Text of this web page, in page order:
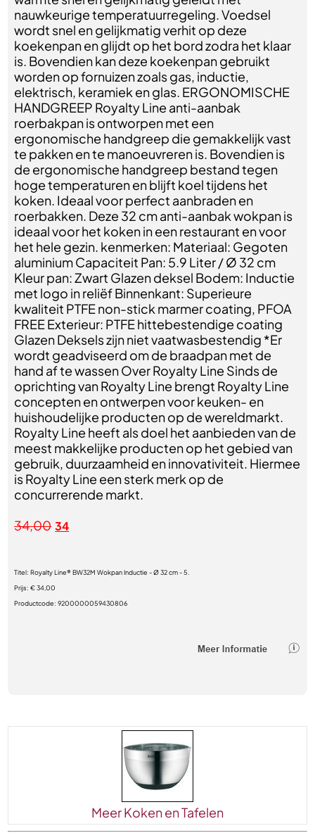
nauwkeurige temperatuurregeling. Voedsel
wordt snel en gelijkmatig verhit op deze
koekenpan en glijdt op het bord zodra het klaar
is. Bovendien kan deze koekenpan gebruikt
worden op fornuizen zoals gas, inductie,
elektrisch, keramiek en glas. ERGONOMISCHE
HANDGREEP Royalty Line anti-aanbak
roerbakpan is ontworpen met een
ergonomische handgreep die gemakkelijk vast
te pakken en te manoeuvreren is. Bovendien is
de ergonomische handgreep bestand tegen
hoge temperaturen en blijft koel tijdens het
koken. Ideaal voor perfect aanbraden en
roerbakken. Deze 32 cm anti-aanbak wokpan is
ideaal voor het koken in een restaurant en voor
het hele gezin. kenmerken: Materiaal: Gegoten
aluminium Capaciteit Pan: 5.9 Liter / Ø 32 cm
Kleur pan: Zwart Glazen deksel Bodem: Inductie
met logo in reliëf Binnenkant: Superieure
kwaliteit PTFE non-stick marmer coating, PFOA
FREE Exterieur: PTFE hittebestendige coating
Glazen Deksels zijn niet vaatwasbestendig *Er
wordt geadviseerd om de braadpan met de
hand af te wassen Over Royalty Line Sinds de
oprichting van Royalty Line brengt Royalty Line
concepten en ontwerpen voor keuken- en
huishoudelijke producten op de wereldmarkt.
Royalty Line heeft als doel het aanbieden van de
meest makkelijke producten op het gebied van
gebruik, duurzaamheid en innovativiteit. Hiermee
is Royalty Line een sterk merk op de
concurrerende markt.
34,00 34
Titel:Royalty Line® BW32M Wokpan Inductie - Ø 32 cm - 5.
Prijs:€ 34,00
Productcode:9200000059430806
Meer Koken en Tafelen